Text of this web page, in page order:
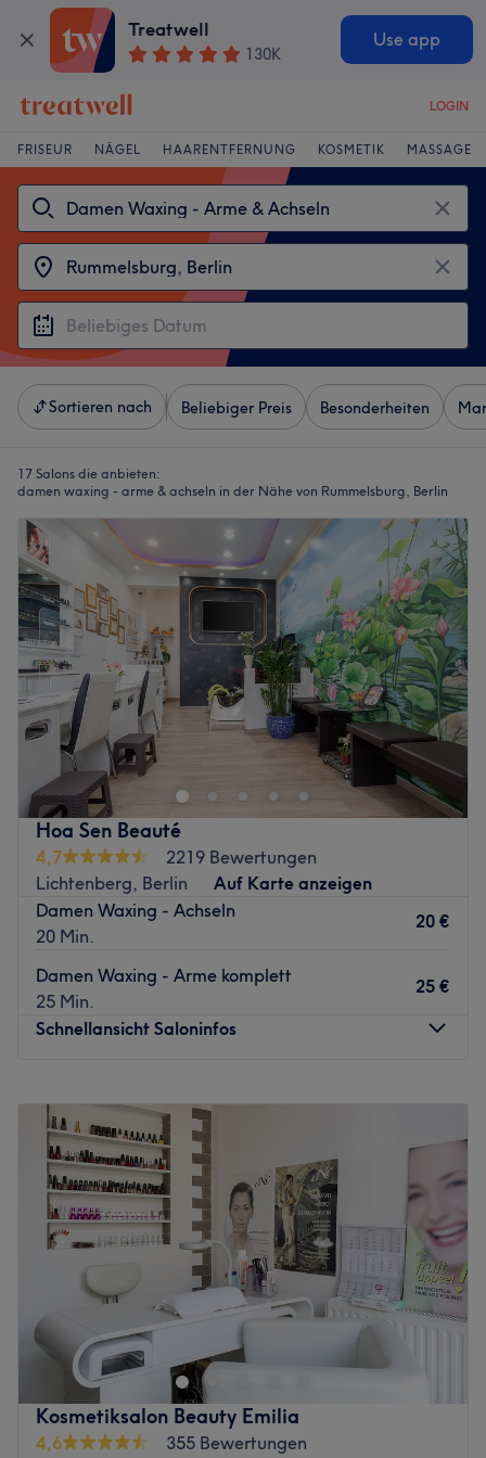
Treatwell
130K
Use app
LOGIN
FRISEUR NÄGEL HAARENTFERNUNG KOSMETIK MASSAGE
Sortieren nach Beliebiger Preis Besonderheiten
17 Salons die anbieten:
damen waxing - arme & achseln in der Nähe von Rummelsburg, Berlin
Hoa Sen Beauté
4,7
2219 Bewertungen
Lichtenberg, Berlin
Auf Karte anzeigen
Damen Waxing - Achseln
20 Min.
20 €
Damen Waxing - Arme komplett
25 Min.
25 €
Schnellansicht Saloninfos
Dienstag
Mittwoch
Donnerstag
09:30
Freitag
09:30
20:00
Samstag
09:30
Sonntag
Geschlossen
Flower-Power und Beauty-Träume von A-Z! Im
Kosmetiksalon Hoa Sen Beauté, zentral gelegen an der
Hauptstraße, Möllendorffstraße, in Lichtenberg finden
schönheitsbewusste Berliner eine Oase des Genusses.
Buche den persönlichen Wunschtermin jetzt super
bequem online über Treatwell und lass dich selbst in den
Bann von herrlichen Düften und traumhafter
Kosmetiksalon Beauty Emilia
4,6
355 Bewertungen